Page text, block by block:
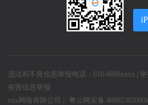
违法和不良信息举报电话：010-6688xxxx | 举
有害信息举报
xxx网络有限公司
粤公网安备